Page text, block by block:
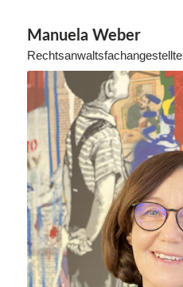
Manuela Weber
Rechtsanwaltsfachangestellte